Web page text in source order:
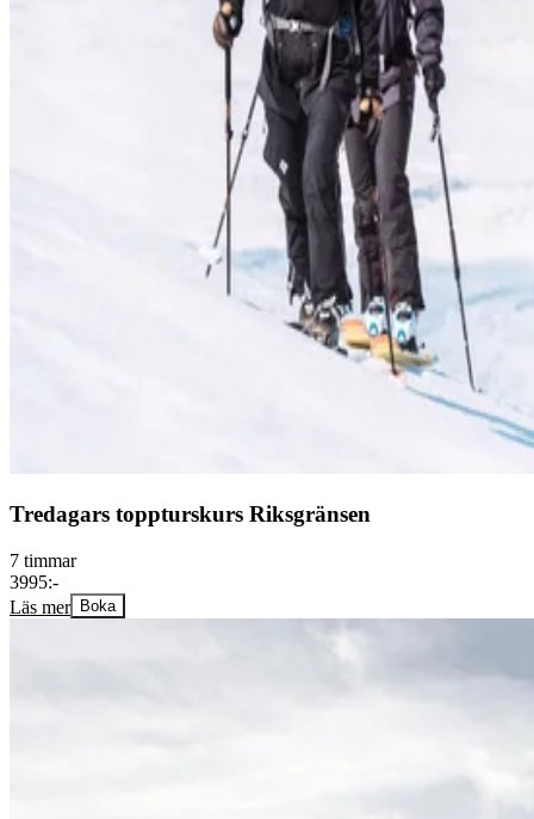
Tredagars toppturskurs Riksgränsen
7 timmar
3995:-
Läs mer Boka